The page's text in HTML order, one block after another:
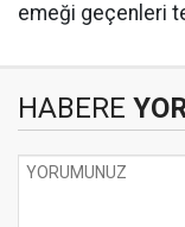
emeği geçenleri
HABERE